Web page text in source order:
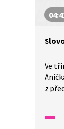
Ve
z